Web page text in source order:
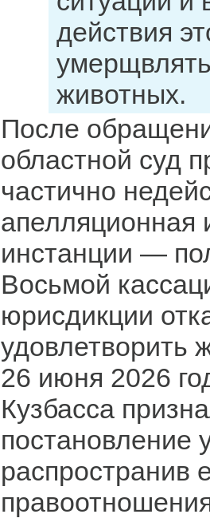
действия
животных.
После
областной суд
частично
апелляционная
инстанции —
Восьмой
юрисдикции
удовлетворить
26 июня 2026
Кузбасса
постановление
распространив